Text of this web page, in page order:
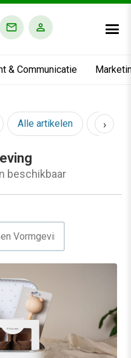
& Communicatie
Alle artikelen AI &
›
beschikbaar